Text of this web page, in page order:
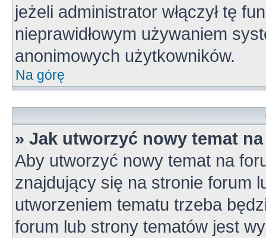
jeżeli administrator włączył tę
nieprawidłowym używaniem
anonimowych użytkowników.
Na górę
» Jak utworzyć nowy temat
Aby utworzyć nowy temat na
znajdujący się na stronie forum
utworzeniem tematu trzeba
forum lub strony tematów jest